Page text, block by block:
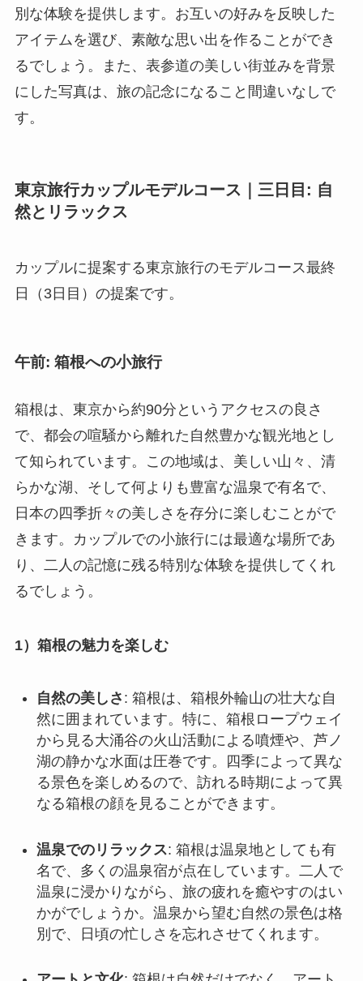
別な体験を提供します。お互いの好みを反映した
アイテムを選び、素敵な思い出を作ることができ
るでしょう。また、表参道の美しい街並みを背景
にした写真は、旅の記念になること間違いなしで
す。
東京旅行カップルモデルコース｜三日目: 自
然とリラックス
カップルに提案する東京旅行のモデルコース最終
日（3日目）の提案です。
午前: 箱根への小旅行
箱根は、東京から約90分というアクセスの良さ
で、都会の喧騒から離れた自然豊かな観光地とし
て知られています。この地域は、美しい山々、清
らかな湖、そして何よりも豊富な温泉で有名で、
日本の四季折々の美しさを存分に楽しむことがで
きます。カップルでの小旅行には最適な場所であ
り、二人の記憶に残る特別な体験を提供してくれ
るでしょう。
1）箱根の魅力を楽しむ
自然の美しさ : 箱根は、箱根外輪山の壮大な自
然に囲まれています。特に、箱根ロープウェイ
から見る大涌谷の火山活動による噴煙や、芦ノ
湖の静かな水面は圧巻です。四季によって異な
る景色を楽しめるので、訪れる時期によって異
なる箱根の顔を見ることができます。
温泉でのリラックス: 箱根は温泉地としても有
名で、多くの温泉宿が点在しています。二人で
温泉に浸かりながら、旅の疲れを癒やすのはい
かがでしょうか。温泉から望む自然の景色は格
別で、日頃の忙しさを忘れさせてくれます。